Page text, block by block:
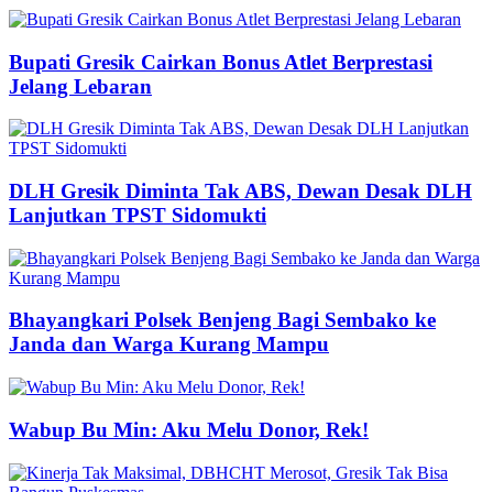
Bupati Gresik Cairkan Bonus Atlet Berprestasi
Jelang Lebaran
DLH Gresik Diminta Tak ABS, Dewan Desak DLH
Lanjutkan TPST Sidomukti
Bhayangkari Polsek Benjeng Bagi Sembako ke
Janda dan Warga Kurang Mampu
Wabup Bu Min: Aku Melu Donor, Rek!